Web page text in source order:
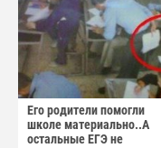
Его родители помогли
школе материально..А
остальные ЕГЭ не